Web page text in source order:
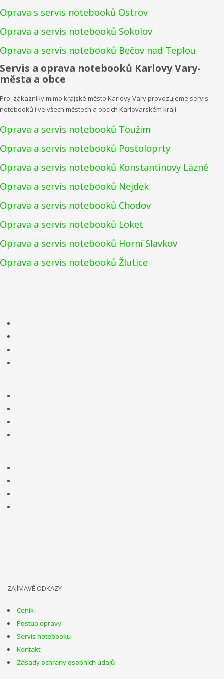
Oprava s servis notebooků Ostrov
Oprava a servis notebooků Sokolov
Oprava a servis notebooků Bečov nad Teplou
Servis a oprava notebooků Karlovy Vary-
města a obce
Pro zákazníky mimo krajské město Karlovy Vary provozujeme servis
notebooků i ve všech městech a obcích Karlovarském kraji
Oprava a servis notebooků Toužim
Oprava a servis notebooků Postoloprty
Oprava a servis notebooků Konstantinovy Lázně
Oprava a servis notebooků Nejdek
Oprava a servis notebooků Chodov
Oprava a servis notebooků Loket
Oprava a servis notebooků Horní Slavkov
Oprava a servis notebooků Žlutice
ZAJÍMAVÉ ODKAZY
Ceník
Postup opravy
Servis notebooku
Kontakt
Zásady ochrany osobních údajů